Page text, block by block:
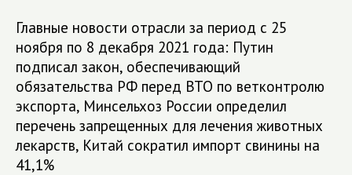
Главные новости отрасли за период с 25
ноября по 8 декабря 2021 года: Путин
подписал закон, обеспечивающий
обязательства РФ перед ВТО по ветконтролю
экспорта, Минсельхоз России определил
перечень запрещенных для лечения животных
лекарств, Китай сократил импорт свинины на
41,1%